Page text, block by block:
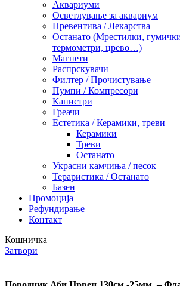
Аквариуми
Осветлување за аквариум
Превентива / Лекарства
Останато (Мрестилки,
термометри, црево…)
Магнети
Распрскувачи
Филтер / Прочистување
Пумпи / Компресори
Канистри
Греачи
Естетика / Керамики, треви
Керамики
Треви
Останато
Украсни камчиња / песок
Тераристика / Останато
Базен
Промоција
Рефундирање
Контакт
Кошничка
Затвори